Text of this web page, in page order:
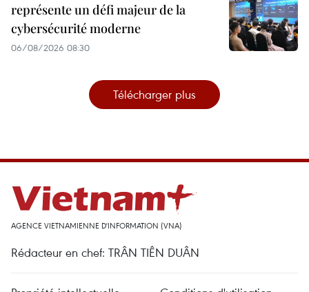
représente un défi majeur de la
cybersécurité moderne
06/08/2026 08:30
Télécharger plus
AGENCE VIETNAMIENNE D'INFORMATION (VNA)
Rédacteur en chef: TRÂN TIÊN DUÂN